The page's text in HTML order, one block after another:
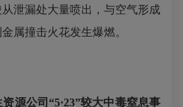
泄漏处大量喷出，与空气形成
属撞击火花发生爆燃。
源公司“5·23”较大中毒窒息事